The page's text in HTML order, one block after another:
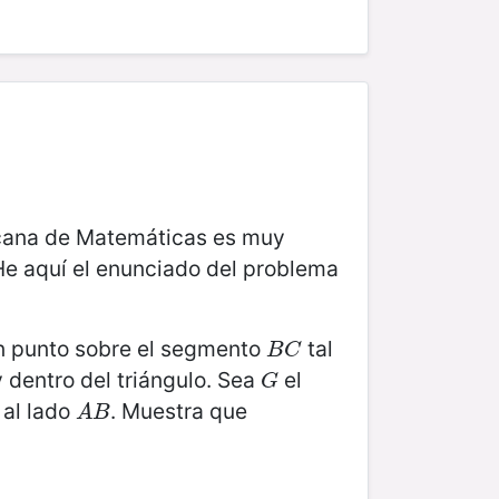
de Matemáticas es muy
aquí el enunciado del problema
punto sobre el segmento BC
BC tal
dentro del triángulo. Sea G
G el
lado A B
AB . Muestra que